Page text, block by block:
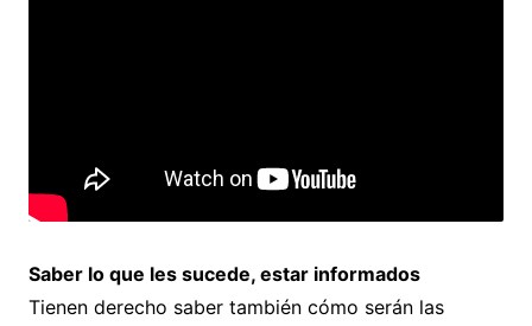
Saber lo que les sucede, estar informados
Tienen derecho saber también cómo serán las